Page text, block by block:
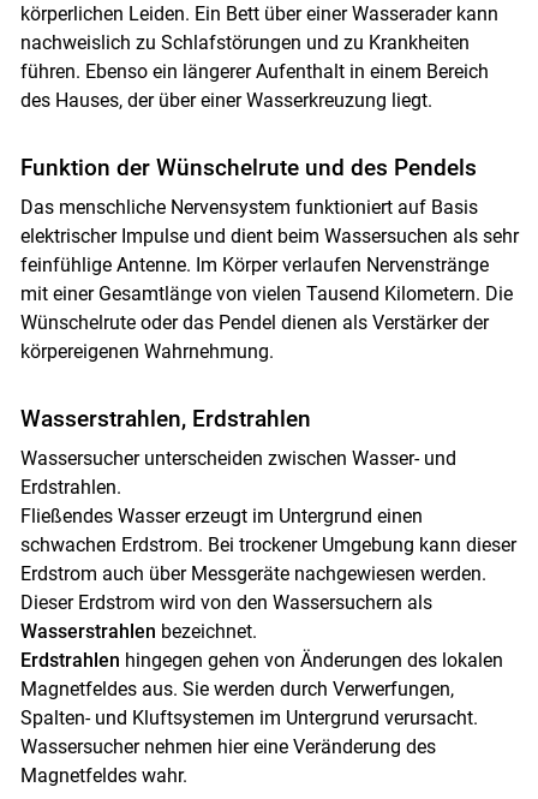
körperlichen Leiden. Ein Bett über einer Wasserader kann
nachweislich zu Schlafstörungen und zu Krankheiten
führen. Ebenso ein längerer Aufenthalt in einem Bereich
des Hauses, der über einer Wasserkreuzung liegt.
Funktion der Wünschelrute und des Pendels
Das menschliche Nervensystem funktioniert auf Basis
elektrischer Impulse und dient beim Wassersuchen als sehr
feinfühlige Antenne. Im Körper verlaufen Nervenstränge
mit einer Gesamtlänge von vielen Tausend Kilometern. Die
Wünschelrute oder das Pendel dienen als Verstärker der
körpereigenen Wahrnehmung.
Wasserstrahlen, Erdstrahlen
Wassersucher unterscheiden zwischen Wasser- und
Erdstrahlen.
Fließendes Wasser erzeugt im Untergrund einen
schwachen Erdstrom. Bei trockener Umgebung kann dieser
Erdstrom auch über Messgeräte nachgewiesen werden.
Dieser Erdstrom wird von den Wassersuchern als
Wasserstrahlen bezeichnet.
Erdstrahlen hingegen gehen von Änderungen des lokalen
Magnetfeldes aus. Sie werden durch Verwerfungen,
Spalten- und Kluftsystemen im Untergrund verursacht.
Wassersucher nehmen hier eine Veränderung des
Magnetfeldes wahr.